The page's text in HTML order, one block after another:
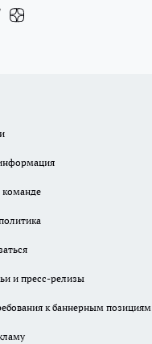
и пресс-релизы
к баннерным позициям